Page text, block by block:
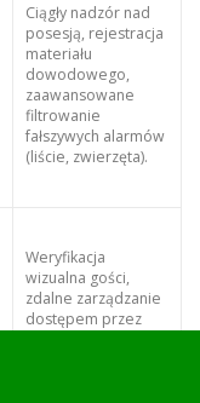
Ciągły nadzór nad
posesją, rejestracja
materiału
dowodowego,
zaawansowane
filtrowanie
fałszywych alarmów
(liście, zwierzęta).
Weryfikacja
wizualna gości,
zdalne zarządzanie
dostępem przez